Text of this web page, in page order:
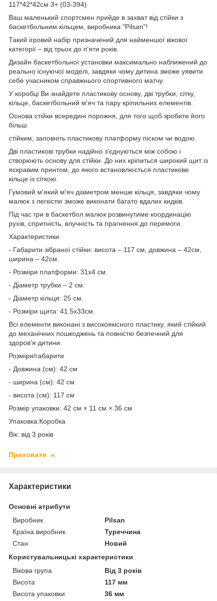
117*42*42см 3+ (03-394)
Ваш маленький спортсмен прийде в захват від стійки з
баскетбольним кільцем, виробника "Pilsan"!
Такий ігровий набір призначений для найменшої вікової
категорії – від трьох до п'яти років.
Дизайн баскетбольної установки максимально наближений до
реально існуючої моделі, завдяки чому дитина зможе уявити
себе учасником справжнього спортивного матчу.
У коробці Ви знайдете пластикову основу, дві трубки, сітку,
кільце, баскетбольний м'яч та пару кріпильних елементів.
Основа стійки всередині порожня, для того щоб зробити його
більш
стійким, заповніть пластикову платформу піском чи водою.
Дві пластикові трубки надійно з'єднуються між собою і
створюють основу для стійки. До них кріпиться широкий щит із
яскравим принтом, до якого встановлюється пластикове
кільце із сіткою.
Гумовий м'який м'яч діаметром менше кільця, завдяки чому
малюк з легкістю зможе виконати багато вдалих кидків.
Під час гри в баскетбол малюк розвинутиме координацію
рухів, спритність, влучність та прагнення до перемоги.
Характеристики.
- Габарити зібраної стійки: висота – 117 см, довжина – 42см,
ширина – 42см.
- Розміри платформи: 31х4 см.
- Діаметр трубки – 2 см.
- Діаметр кільця: 25 см.
- Розміри щита: 41.5х33см.
Всі елементи виконані з високоякісного пластику, який стійкий
до механічних пошкоджень та повністю безпечний для
здоров'я дитини.
Розміри/габарити
- Довжина (см): 42 см
- ширина (см): 42 см
- висота (см): 117 см
Розмір упаковки: 42 см × 11 см × 36 см
Упаковка:Коробка
Вік: від 3 років
Приховати
Характеристики
Основні атрибути
Виробник
Pilsan
Країна виробник
Туреччина
Стан
Новий
Користувальницькі характеристики
Вікова група
Від 3 років
Висота
117 мм
Висота упаковки
36 мм